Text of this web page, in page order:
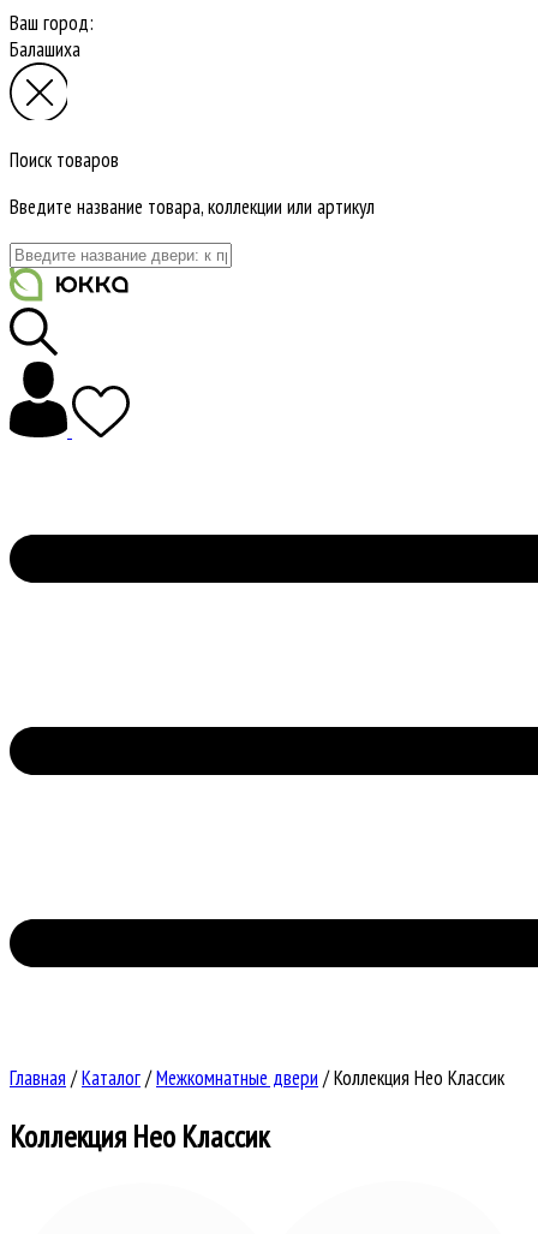
Ваш город:
Балашиха
Поиск товаров
Введите название товара, коллекции или артикул
Главная /Каталог/Межкомнатные двери /Коллекция Нео Классик
Коллекция Нео Классик